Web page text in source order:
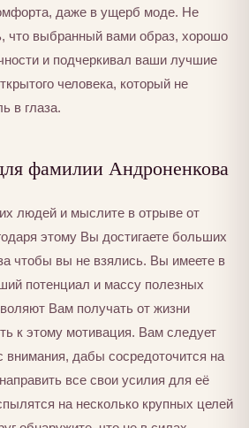
даже в ущерб моде. Не
что выбранный вами образ, хорошо
и подчеркивал ваши лучшие
человека, который не
в глаза.
фамилии Андроненкова
людей и мыслите в отрыве от
этому Вы достигаете больших
чтобы вы не взялись. Вы имеете в
потенциал и массу полезных
Вам получать от жизни
к этому мотивация. Вам следует
внимания, дабы сосредоточится на
все свои усилия для её
на несколько крупных целей